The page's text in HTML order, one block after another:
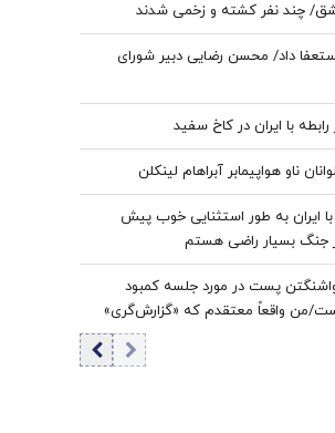
چند نفر کشته و زخمی شدند
داد/ محسن رضایی دبیر شورای
با ایران در کاخ سفید
ناو هواپیمابر آبراهام لینکلن
با ایران به طور استثنایی خوب پیش
جنگ بسیار راضی هستم
پست در مورد جلسه کمبود
من واقعاً معتقدم که «گزارش‌گری»